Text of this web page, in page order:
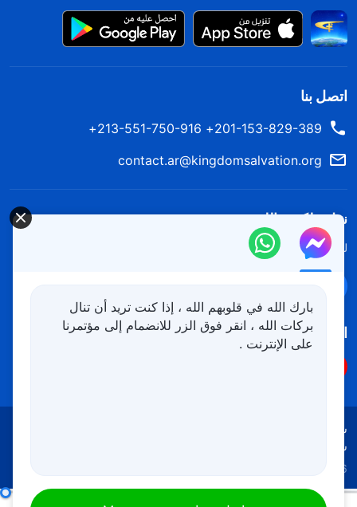
اتصل بنا
201-153-829-389+ 213-551-750-916+
contact.ar@kingdomsalvation.org
نزل ملكوت الله.
لقد نزلت المملكة بالفعل إلى الأرض! هل تريد دخوله؟
اتبعنا
شروط الاستخدام
سياسة ملفات تعريف الارتباط
Copyright © 2026
بارك الله في قلوبهم الله ، إذا كنت تريد أن تنال
بركات الله ، انقر فوق الزر للانضمام إلى مؤتمرنا
على الإنترنت .